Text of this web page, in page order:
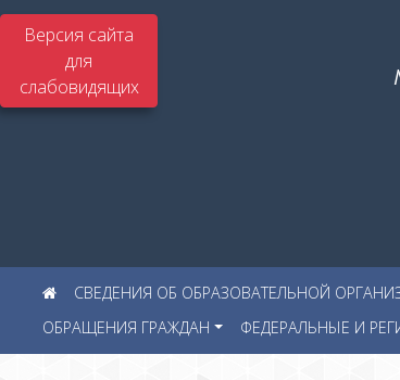
Версия сайта
для
слабовидящих
СВЕДЕНИЯ ОБ ОБРАЗОВАТЕЛЬНОЙ
ОБРАЩЕНИЯ ГРАЖДАН
ФЕДЕРАЛЬНЫЕ И